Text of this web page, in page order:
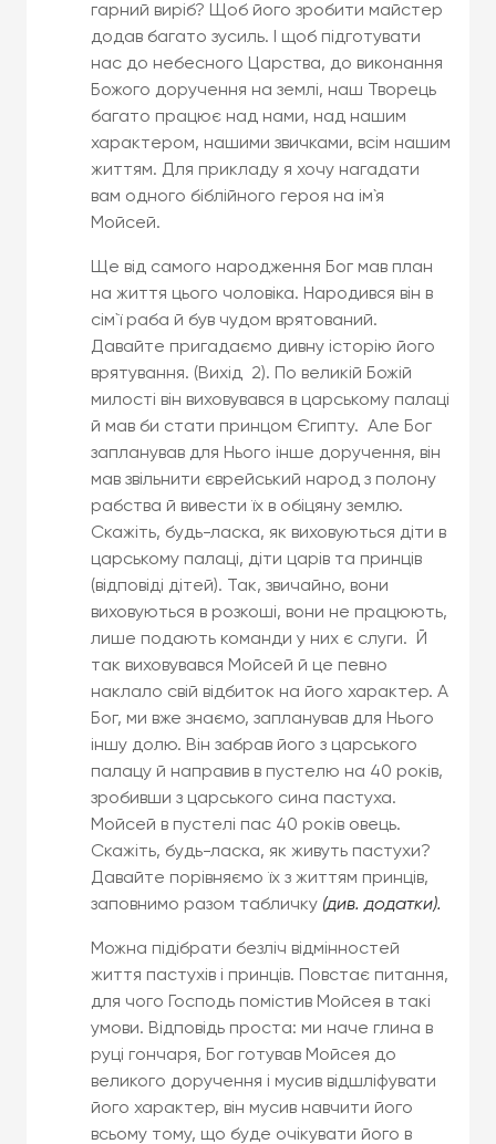
гарний виріб? Щоб його зробити майстер
додав багато зусиль. І щоб підготувати
нас до небесного Царства, до виконання
Божого доручення на землі, наш Творець
багато працює над нами, над нашим
характером, нашими звичками, всім нашим
життям. Для прикладу я хочу нагадати
вам одного біблійного героя на ім`я
Мойсей.
Ще від самого народження Бог мав план
на життя цього чоловіка. Народився він в
сім`ї раба й був чудом врятований.
Давайте пригадаємо дивну історію його
врятування. (Вихід 2). По великій Божій
милості він виховувався в царському палаці
й мав би стати принцом Єгипту. Але Бог
запланував для Нього інше доручення, він
мав звільнити єврейський народ з полону
рабства й вивести їх в обіцяну землю.
Скажіть, будь-ласка, як виховуються діти в
царському палаці, діти царів та принців
(відповіді дітей). Так, звичайно, вони
виховуються в розкоші, вони не працюють,
лише подають команди у них є слуги. Й
так виховувався Мойсей й це певно
наклало свій відбиток на його характер. А
Бог, ми вже знаємо, запланував для Нього
іншу долю. Він забрав його з царського
палацу й направив в пустелю на 40 років,
зробивши з царського сина пастуха.
Мойсей в пустелі пас 40 років овець.
Скажіть, будь-ласка, як живуть пастухи?
Давайте порівняємо їх з життям принців,
заповнимо разом табличку (див. додатки).
Можна підібрати безліч відмінностей
життя пастухів і принців. Повстає питання,
для чого Господь помістив Мойсея в такі
умови. Відповідь проста: ми наче глина в
руці гончаря, Бог готував Мойсея до
великого доручення і мусив відшліфувати
його характер, він мусив навчити його
всьому тому, що буде очікувати його в